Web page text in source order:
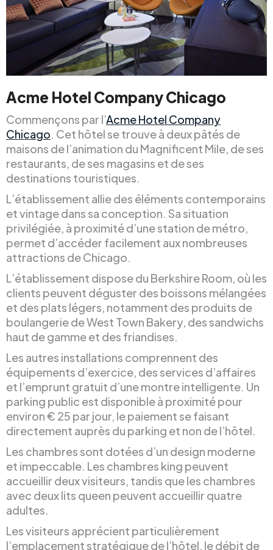
Acme Hotel Company Chicago
Commençons par l’Acme Hotel Company
Chicago. Cet hôtel se trouve à deux pâtés de
maisons de l’animation du Magnificent Mile, de ses
restaurants, de ses magasins et de ses
destinations touristiques.
L’établissement allie des éléments contemporains
et vintage dans sa conception. Sa situation
privilégiée, à proximité d’une station de métro,
permet d’accéder facilement aux nombreuses
attractions de Chicago.
L’établissement dispose du Berkshire Room, où les
clients peuvent déguster des boissons mélangées
et des plats légers, notamment des produits de
boulangerie de West Town Bakery, des sandwichs
haut de gamme et des friandises.
Les autres installations comprennent des
équipements d’exercice, des services d’affaires
et l’emprunt gratuit d’une montre intelligente. Un
parking public est disponible à proximité pour
environ € 25 par jour, le paiement se faisant
directement auprès du parking et non de l’hôtel.
Les chambres sont dotées d’un design moderne
et impeccable. Les chambres king peuvent
accueillir deux visiteurs, tandis que les chambres
avec deux lits queen peuvent accueillir quatre
adultes.
Les visiteurs apprécient particulièrement
l’emplacement stratégique de l’hôtel, le débit de